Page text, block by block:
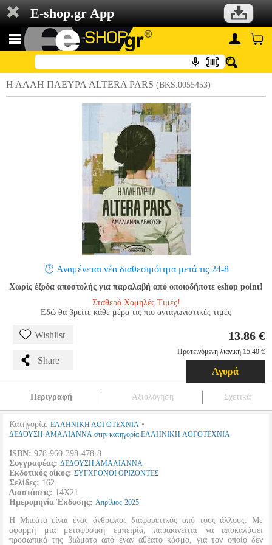
E-shop.gr App
Η ΑΛΛΗ ΠΛΕΥΡΑ ALTERA PARS (BKS.0055453)
Αναμένεται νέα διαθεσιμότητα μετά τις 24-8
Χωρίς έξοδα αποστολής για παραλαβή από οποιοδήποτε eshop point!
Σταθερά Χαμηλές Τιμές!
Εδώ θα βρείτε κάθε μέρα τις πιο ανταγωνιστικές τιμές
Wishlist
Share
13.86 €
Προτεινόμενη λιανική 15.40 €
Αγορά
Περιγραφή Αξιολόγηση Σχετικά
Κατηγορία: ΕΛΛΗΝΙΚΗ ΛΟΓΟΤΕΧΝΙΑ •
ΔΕΔΟΥΣΗ ΑΜΑΛΙΑΝΝΑ στην κατηγορία ΕΛΛΗΝΙΚΗ ΛΟΓΟΤΕΧΝΙΑ
ISBN: 978-960-398-478-8
Συγγραφέας: ΔΕΔΟΥΣΗ ΑΜΑΛΙΑΝΝΑ
Εκδοτικός οίκος: ΣΥΓΧΡΟΝΟΙ ΟΡΙΖΟΝΤΕΣ
Σελίδες: 162
Διαστάσεις: 14Χ21
Ημερομηνία Έκδοσης: Απρίλιος 2025
Η Μπεάτα είναι ένας άνθρωπος διαφορετικός από τους άλλους. Με
αφορμή μία μεταφυσική εμπειρία, παρακινείται να αποκαλύψει
προσωπικά της βιώματα από έναν αθέατο κόσμο, για τον οποίο δεν